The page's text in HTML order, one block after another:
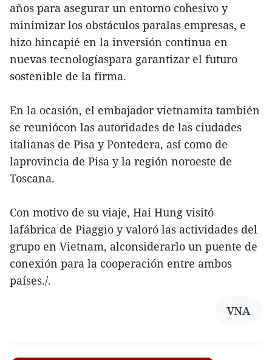
años para asegurar un entorno cohesivo y
minimizar los obstáculos paralas empresas, e
hizo hincapié en la inversión continua en
nuevas tecnologíaspara garantizar el futuro
sostenible de la firma.
En la ocasión, el embajador vietnamita también
se reuniócon las autoridades de las ciudades
italianas de Pisa y Pontedera, así como de
laprovincia de Pisa y la región noroeste de
Toscana.
Con motivo de su viaje, Hai Hung visitó
lafábrica de Piaggio y valoró las actividades del
grupo en Vietnam, alconsiderarlo un puente de
conexión para la cooperación entre ambos
países./.
VNA